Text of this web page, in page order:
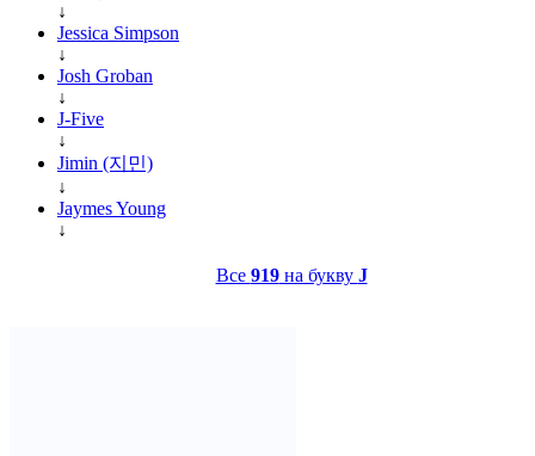
↓
Jessica Simpson
↓
Josh Groban
↓
J-Five
↓
Jimin (지민)
↓
Jaymes Young
↓
Все 919на букву J